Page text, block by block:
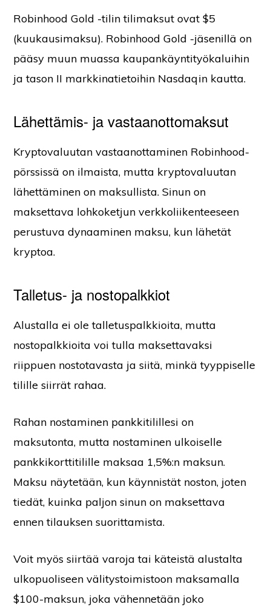
Robinhood Gold -tilin tilimaksut ovat $5
(kuukausimaksu). Robinhood Gold -jäsenillä on
pääsy muun muassa kaupankäyntityökaluihin
ja tason II markkinatietoihin Nasdaqin kautta.
Lähettämis- ja vastaanottomaksut
Kryptovaluutan vastaanottaminen Robinhood-
pörssissä on ilmaista, mutta kryptovaluutan
lähettäminen on maksullista. Sinun on
maksettava lohkoketjun verkkoliikenteeseen
perustuva dynaaminen maksu, kun lähetät
kryptoa.
Talletus- ja nostopalkkiot
Alustalla ei ole talletuspalkkioita, mutta
nostopalkkioita voi tulla maksettavaksi
riippuen nostotavasta ja siitä, minkä tyyppiselle
tilille siirrät rahaa.
Rahan nostaminen pankkitilillesi on
maksutonta, mutta nostaminen ulkoiselle
pankkikorttitilille maksaa 1,5%:n maksun.
Maksu näytetään, kun käynnistät noston, joten
tiedät, kuinka paljon sinun on maksettava
ennen tilauksen suorittamista.
Voit myös siirtää varoja tai käteistä alustalta
ulkopuoliseen välitystoimistoon maksamalla
$100-maksun, joka vähennetään joko